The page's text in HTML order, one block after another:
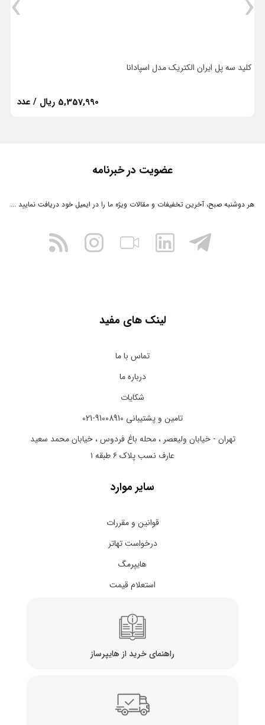
کلید سه پل ایران الکتریک مدل اسپادانا
5,357,990 ریال / عدد
لینک های مفید
تماس با ما
درباره ما
شکایات
تامین و پشتیبانی 91008910-021
تهران - خیابان ولیعصر ، محله باغ فردوس ، خیابان محمد سعید
عارف نسب پلاک ۶ طبقه ۱
سایر موارد
قوانین و مقررات
درخواست تهاتر
هایپرمگ
استعلام قیمت
راهنمای خرید از هایپرساز
عضویت در خبرنامه
هر دوشنبه صبح، آخرین تخفیفات و مقالات ویژه ما را در ایمیل خود دریافت نمایید ...